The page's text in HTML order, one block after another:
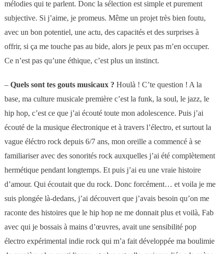
mélodies qui te parlent. Donc la sélection est simple et purement
subjective. Si j’aime, je promeus. Même un projet très bien foutu,
avec un bon potentiel, une actu, des capacités et des surprises à
offrir, si ça me touche pas au bide, alors je peux pas m’en occuper.
Ce n’est pas qu’une éthique, c’est plus un instinct.
– Quels sont tes gouts musicaux ? Houlà ! C’te question ! A la
base, ma culture musicale première c’est la funk, la soul, le jazz, le
hip hop, c’est ce que j’ai écouté toute mon adolescence. Puis j’ai
écouté de la musique électronique et à travers l’électro, et surtout la
vague éléctro rock depuis 6/7 ans, mon oreille a commencé à se
familiariser avec des sonorités rock auxquelles j’ai été complètement
hermétique pendant longtemps. Et puis j’ai eu une vraie histoire
d’amour. Qui écoutait que du rock. Donc forcément… et voila je me
suis plongée là-dedans, j’ai découvert que j’avais besoin qu’on me
raconte des histoires que le hip hop ne me donnait plus et voilà, Fab
avec qui je bossais à mains d’œuvres, avait une sensibilité pop
électro expérimental indie rock qui m’a fait développée ma boulimie